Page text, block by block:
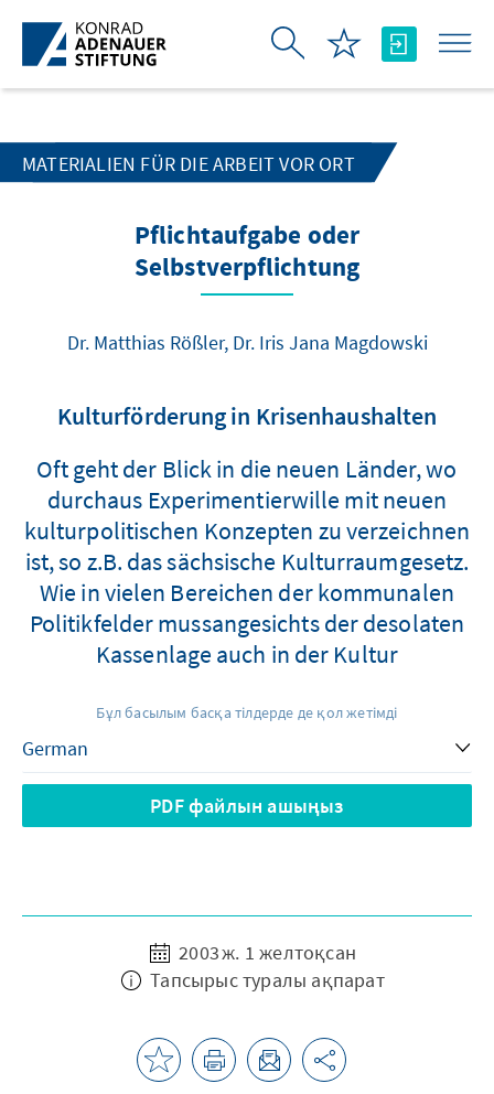
Skip to Main Content
MATERIALIEN FÜR DIE ARBEIT VOR ORT
Pflichtaufgabe oder
Selbstverpflichtung
Dr. Matthias Rößler, Dr. Iris Jana Magdowski
Kulturförderung in Krisenhaushalten
Oft geht der Blick in die neuen Länder, wo
durchaus Experimentierwille mit neuen
kulturpolitischen Konzepten zu verzeichnen
ist, so z.B. das sächsische Kulturraumgesetz.
Wie in vielen Bereichen der kommunalen
Politikfelder mussangesichts der desolaten
Kassenlage auch in der Kultur
Бұл басылым басқа тілдерде де қол жетімді
PDF файлын ашыңыз
2003 ж. 1 желтоқсан
Тапсырыс туралы ақпарат